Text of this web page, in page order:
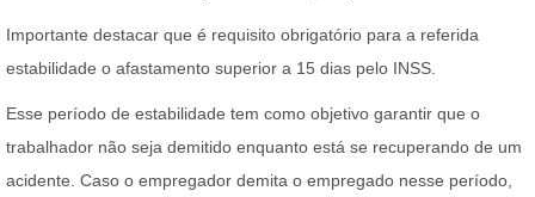
Importante destacar que é requisito obrigatório para a referida
estabilidade o afastamento superior a 15 dias pelo INSS.
Esse período de estabilidade tem como objetivo garantir que o
trabalhador não seja demitido enquanto está se recuperando de um
acidente. Caso o empregador demita o empregado nesse período,